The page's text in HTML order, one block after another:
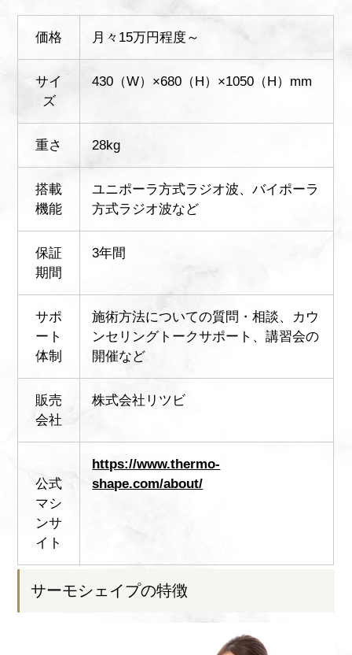
価格 月々15万円程度～
サイ
ズ
430（W）×680（H）×1050（H）mm
重さ 28kg
搭載
機能
ユニポーラ方式ラジオ波、バイポーラ
方式ラジオ波など
保証
期間
3年間
サポ
ート
体制
施術方法についての質問・相談、カウ
ンセリングトークサポート、講習会の
開催など
販売
会社
株式会社リツビ
公式
マシ
ンサ
イト
https://www.thermo-
shape.com/about/
サーモシェイプの特徴